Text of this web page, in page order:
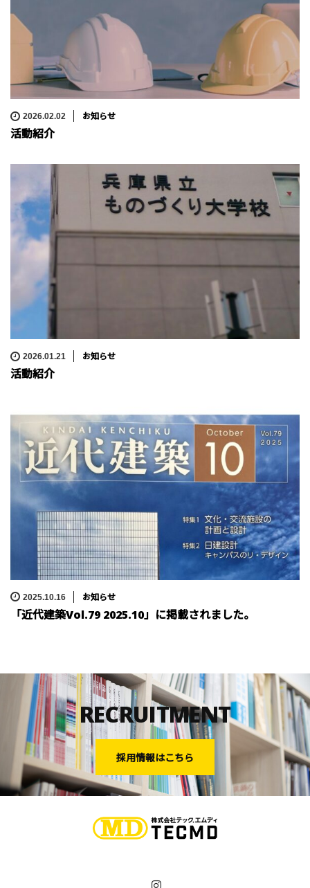
2026.02.02 お知らせ
活動紹介
2026.01.21 お知らせ
活動紹介
2025.10.16 お知らせ
「近代建築Vol.79 2025.10」に掲載されました。
RECRUITMENT
採用情報はこちら